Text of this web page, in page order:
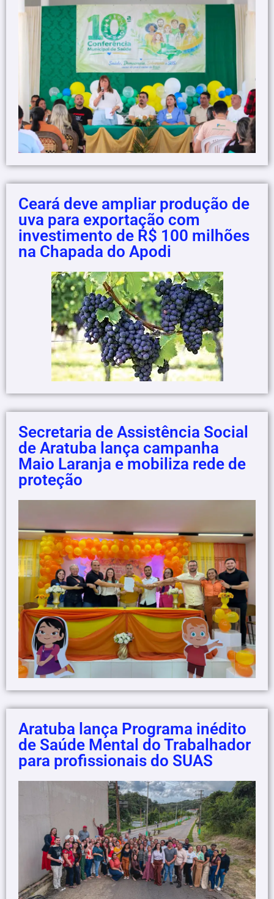
Ceará deve ampliar produção de
uva para exportação com
investimento de R$ 100 milhões
na Chapada do Apodi
Secretaria de Assistência Social
de Aratuba lança campanha
Maio Laranja e mobiliza rede de
proteção
Aratuba lança Programa inédito
de Saúde Mental do Trabalhador
para profissionais do SUAS